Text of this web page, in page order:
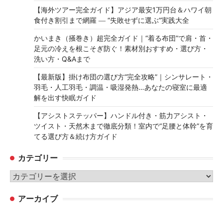
【海外ツアー完全ガイド】アジア最安1万円台＆ハワイ朝
食付き割引まで網羅 ― “失敗せずに選ぶ”実践大全
かいまき（掻巻き）超完全ガイド｜“着る布団”で肩・首・
足元の冷えを根こそぎ防ぐ！素材別おすすめ・選び方・
洗い方・Q&Aまで
【最新版】掛け布団の選び方“完全攻略”｜シンサレート・
羽毛・人工羽毛・調温・吸湿発熱…あなたの寝室に最適
解を出す快眠ガイド
【アシストステッパー】ハンドル付き・筋力アシスト・
ツイスト・天然木まで徹底分類！室内で“足腰と体幹”を育
てる選び方＆続け方ガイド
カテゴリー
カ
ゴ アーカイブ